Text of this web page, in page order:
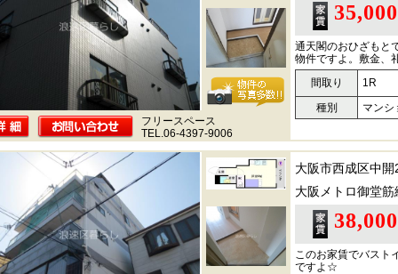
通天閣のおひざもと
物件ですよ。敷金、
間取り
1R
種別
マンシ
フリースペース
TEL.06-4397-9006
大阪市西成区中開
大阪メトロ御堂筋
このお家賃でバスト
ですよ☆